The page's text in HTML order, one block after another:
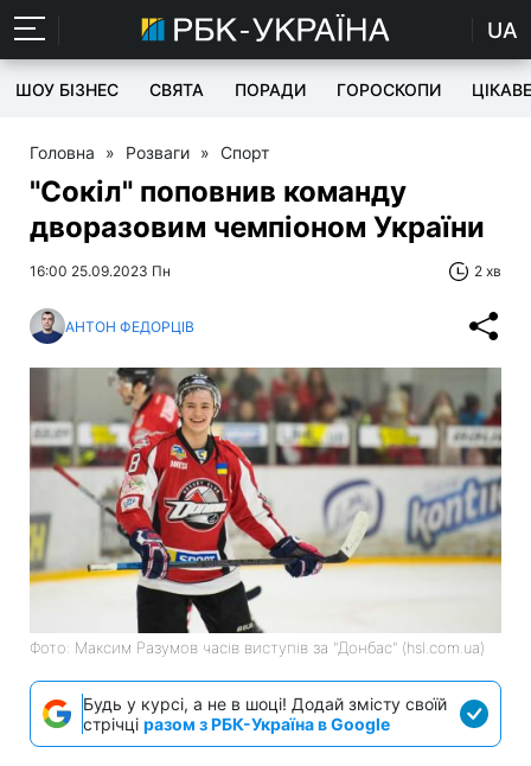
UA
ШОУ БІЗНЕС СВЯТА ПОРАДИ ГОРОСКОПИ ЦІКАВЕ
Головна » Розваги » Спорт
"Сокіл" поповнив команду
дворазовим чемпіоном України
16:00 25.09.2023 Пн 2 хв
АНТОН ФЕДОРЦІВ
Фото: Максим Разумов часів виступів за "Донбас" (hsl.com.ua)
Будь у курсі, а не в шоці! Додай змісту своїй
стрічці разом з РБК-Україна в Google